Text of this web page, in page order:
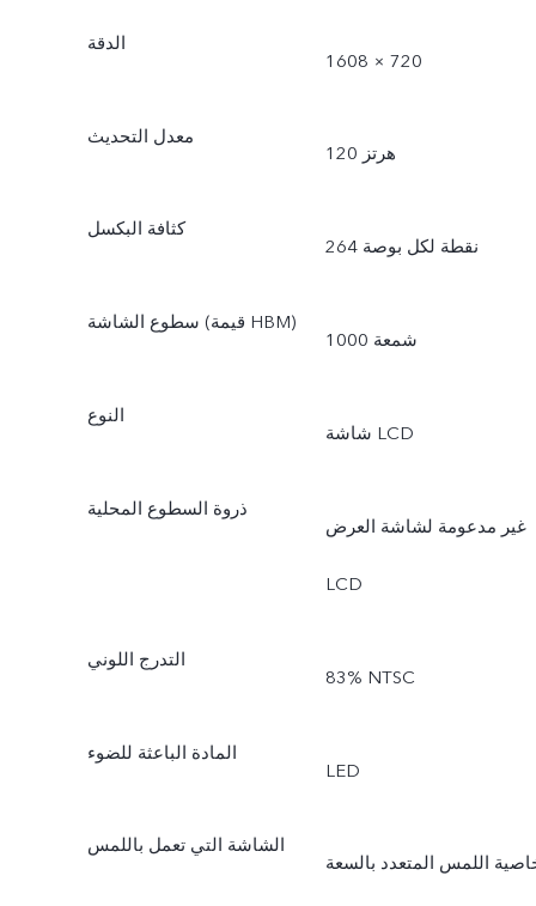
الدقة
1608 × 720
معدل التحديث
120 هرتز
كثافة البكسل
264 نقطة لكل بوصة
سطوع الشاشة (قيمة HBM)
1000 شمعة
النوع
شاشة LCD
ذروة السطوع المحلية
غير مدعومة لشاشة العرض
LCD
التدرج اللوني
‎83% NTSC
المادة الباعثة للضوء
LED
الشاشة التي تعمل باللمس
اللمس المتعدد بالسعة